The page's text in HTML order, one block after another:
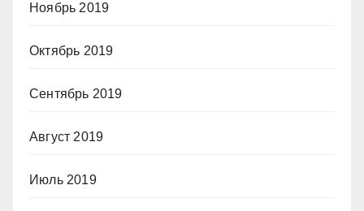
Ноябрь 2019
Октябрь 2019
Сентябрь 2019
Август 2019
Июль 2019